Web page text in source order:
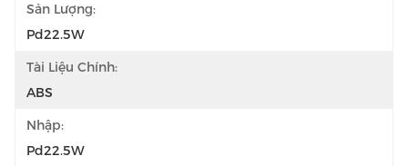
Sản Lượng:
Pd22.5W
Tài Liệu Chính:
ABS
Nhập:
Pd22.5W